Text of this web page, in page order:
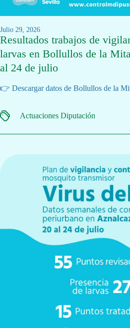
julio 29, 2026
Resultados trabajos de
larvas en Bollullos de la
al 24 de julio
👉 Descargar datos de Bollullos de la
Actuaciones Diputación